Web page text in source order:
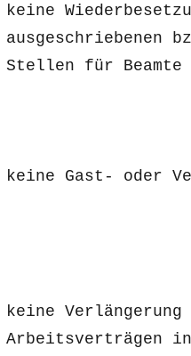
keine
ausgeschriebenen
Stellen für Beamte
keine Gast- oder
keine
Arbeitsverträgen in